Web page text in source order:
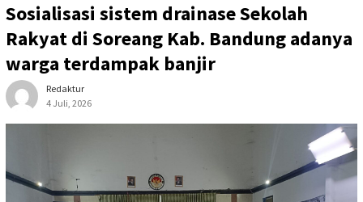
Sosialisasi sistem drainase Sekolah
Rakyat di Soreang Kab. Bandung adanya
warga terdampak banjir
Redaktur
4 Juli, 2026